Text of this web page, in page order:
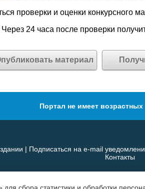
проверки и оценки конкурсного
Через 24 часа после проверки
материал
Портал не имеет возрастных
| Подписаться на e-mail
Контакты
сбора статистики и обработки